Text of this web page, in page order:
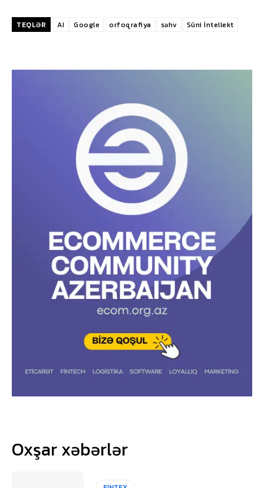
TEQLƏR AI Google orfoqrafiya səhv Süni İntellekt
Oxşar xəbərlər